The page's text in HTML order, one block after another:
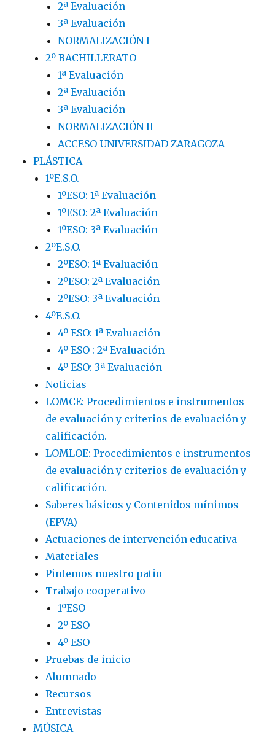
2ª Evaluación
3ª Evaluación
NORMALIZACIÓN I
2º BACHILLERATO
1ª Evaluación
2ª Evaluación
3ª Evaluación
NORMALIZACIÓN II
ACCESO UNIVERSIDAD ZARAGOZA
PLÁSTICA
1ºE.S.O.
1ºESO: 1ª Evaluación
1ºESO: 2ª Evaluación
1ºESO: 3ª Evaluación
2ºE.S.O.
2ºESO: 1ª Evaluación
2ºESO: 2ª Evaluación
2ºESO: 3ª Evaluación
4ºE.S.O.
4º ESO: 1ª Evaluación
4º ESO : 2ª Evaluación
4º ESO: 3ª Evaluación
Noticias
LOMCE: Procedimientos e instrumentos
de evaluación y criterios de evaluación y
calificación.
LOMLOE: Procedimientos e instrumentos
de evaluación y criterios de evaluación y
calificación.
Saberes básicos y Contenidos mínimos
(EPVA)
Actuaciones de intervención educativa
Materiales
Pintemos nuestro patio
Trabajo cooperativo
1ºESO
2º ESO
4º ESO
Pruebas de inicio
Alumnado
Recursos
Entrevistas
MÚSICA